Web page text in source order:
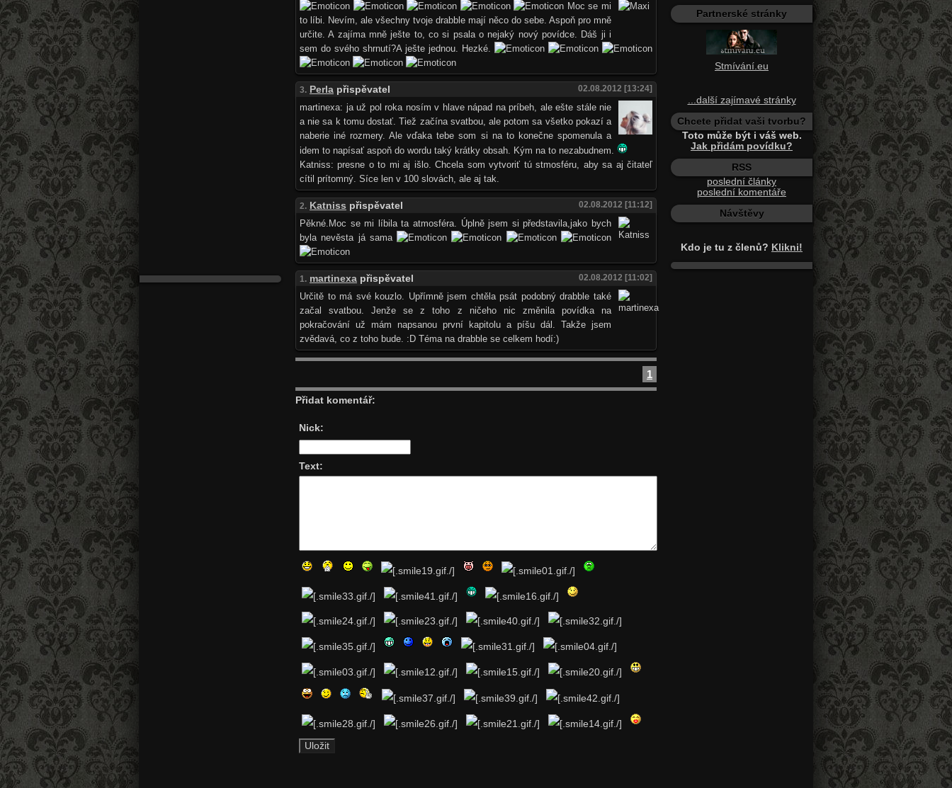
Moc se mi
to líbi. Nevím, ale všechny tvoje drabble mají něco do sebe. Aspoň pro mně
určite. A zajíma mně ješte to, co si psala o nejaký nový povídce. Dáš ji i
sem do svého shrnutí?A ješte jednou. Hezké.
3. Perla přispěvatel 02.08.2012 [13:24]
martinexa: ja už pol roka nosím v hlave nápad na príbeh, ale ešte stále nie
a nie sa k tomu dostať. Tiež začína svatbou, ale potom sa všetko pokazí a
naberie iné rozmery. Ale vďaka tebe som si na to konečne spomenula a
idem to napísať aspoň do wordu taký krátky obsah. Kým na to nezabudnem.
Katniss: presne o to mi aj išlo. Chcela som vytvoriť tú stmosféru, aby sa aj čitateľ
cítil prítomný. Síce len v 100 slovách, ale aj tak.
2. Katniss přispěvatel 02.08.2012 [11:12]
Pěkné.Moc se mi líbila ta atmosféra. Úplně jsem si představila,jako bych
byla nevěsta já sama
1. martinexa přispěvatel 02.08.2012 [11:02]
Určitě to má své kouzlo. Upřímně jsem chtěla psát podobný drabble také
začal svatbou. Jenže se z toho z ničeho nic změnila povídka na
pokračování už mám napsanou první kapitolu a píšu dál. Takže jsem
zvědavá, co z toho bude. :D Téma na drabble se celkem hodí:)
1
Přidat komentář:
Nick:
Text:
Partnerské stránky
Stmívání.eu
...další zajímavé stránky
Chcete přidat vaši tvorbu?
Toto může být i váš web.
Jak přidám povídku?
RSS
poslední články
poslední komentáře
Návštěvy
Kdo je tu z členů? Klikni!